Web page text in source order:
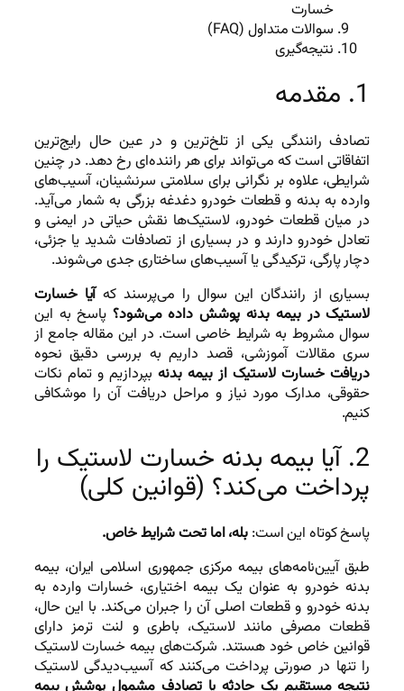
خسارت
سوالات متداول (FAQ)
نتیجه‌گیری
1. مقدمه
تصادف رانندگی یکی از تلخ‌ترین و در عین حال رایج‌ترین
اتفاقاتی است که می‌تواند برای هر راننده‌ای رخ دهد. در چنین
شرایطی، علاوه بر نگرانی برای سلامتی سرنشینان، آسیب‌های
وارده به بدنه و قطعات خودرو دغدغه بزرگی به شمار می‌آید.
در میان قطعات خودرو، لاستیک‌ها نقش حیاتی در ایمنی و
تعادل خودرو دارند و در بسیاری از تصادفات شدید یا جزئی،
دچار پارگی، ترکیدگی یا آسیب‌های ساختاری جدی می‌شوند.
بسیاری از رانندگان این سوال را می‌پرسند کهآیا خسارت
لاستیک در بیمه بدنه پوشش داده می‌شود؟پاسخ به این
سوال مشروط به شرایط خاصی است. در این مقاله جامع از
سری مقالات آموزشی، قصد داریم به بررسی دقیق نحوه
دریافت خسارت لاستیک از بیمه بدنهبپردازیم و تمام نکات
حقوقی، مدارک مورد نیاز و مراحل دریافت آن را موشکافی
کنیم.
2. آیا بیمه بدنه خسارت لاستیک را
پرداخت می‌کند؟ (قوانین کلی)
پاسخ کوتاه این است:بله، اما تحت شرایط خاص.
طبق آیین‌نامه‌های بیمه مرکزی جمهوری اسلامی ایران، بیمه
بدنه خودرو به عنوان یک بیمه اختیاری، خسارات وارده به
بدنه خودرو و قطعات اصلی آن را جبران می‌کند. با این حال،
قطعات مصرفی مانند لاستیک، باطری و لنت ترمز دارای
قوانین خاص خود هستند. شرکت‌های بیمه خسارت لاستیک
را تنها در صورتی پرداخت می‌کنند که آسیب‌دیدگی لاستیک